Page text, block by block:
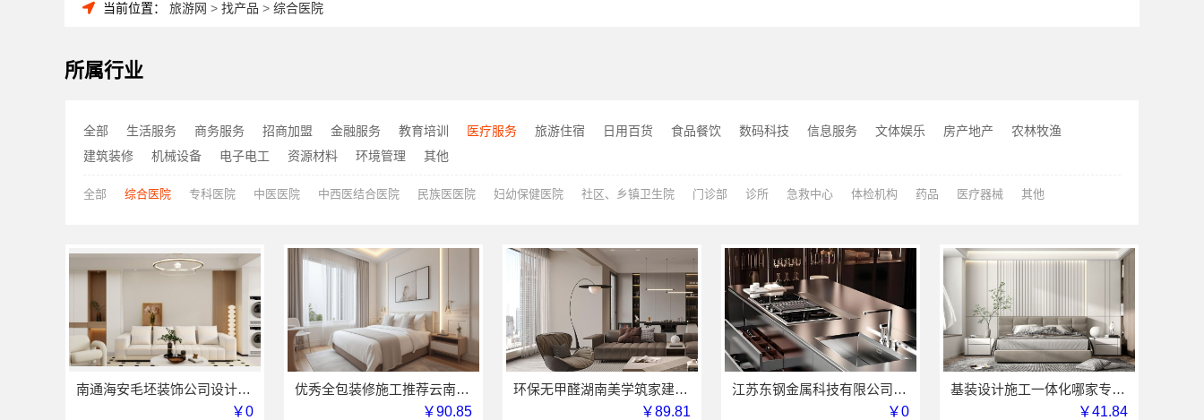
当前位置： 旅游网 > 找产品 > 综合医院
所属行业
全部 生活服务 商务服务 招商加盟 金融服务 教育培训 医疗服务 旅游住宿 日用百货 食品餐饮 数码科技 信息服务 文体娱乐 房产地产
农林牧渔
建筑装修
机械设备 电子电工 资源材料 环境管理 其他
全部 综合医院 专科医院 中医医院 中西医结合医院 民族医医院 妇幼保健医院 社区、乡镇卫生院 门诊部 诊所 急救中心 体检机构 药品 医疗器械 其他
南通海安毛坯装饰公司设计_南通宏域全宅装饰建材有限公司
￥0
优秀全包装修施工推荐云南至高新型建材有限公司
￥90.85
环保无甲醛湖南美学筑家建材有限公司软装配套
￥89.81
江苏东钢金属科技有限公司不锈钢衣柜定制工厂联系电话
￥0
基装设计施工一体化哪家专业？亿莱居装饰工程材料有限公司可靠
￥41.84